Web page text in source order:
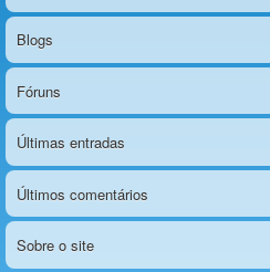
Blogs
Fóruns
Últimas entradas
Últimos comentários
Sobre o site